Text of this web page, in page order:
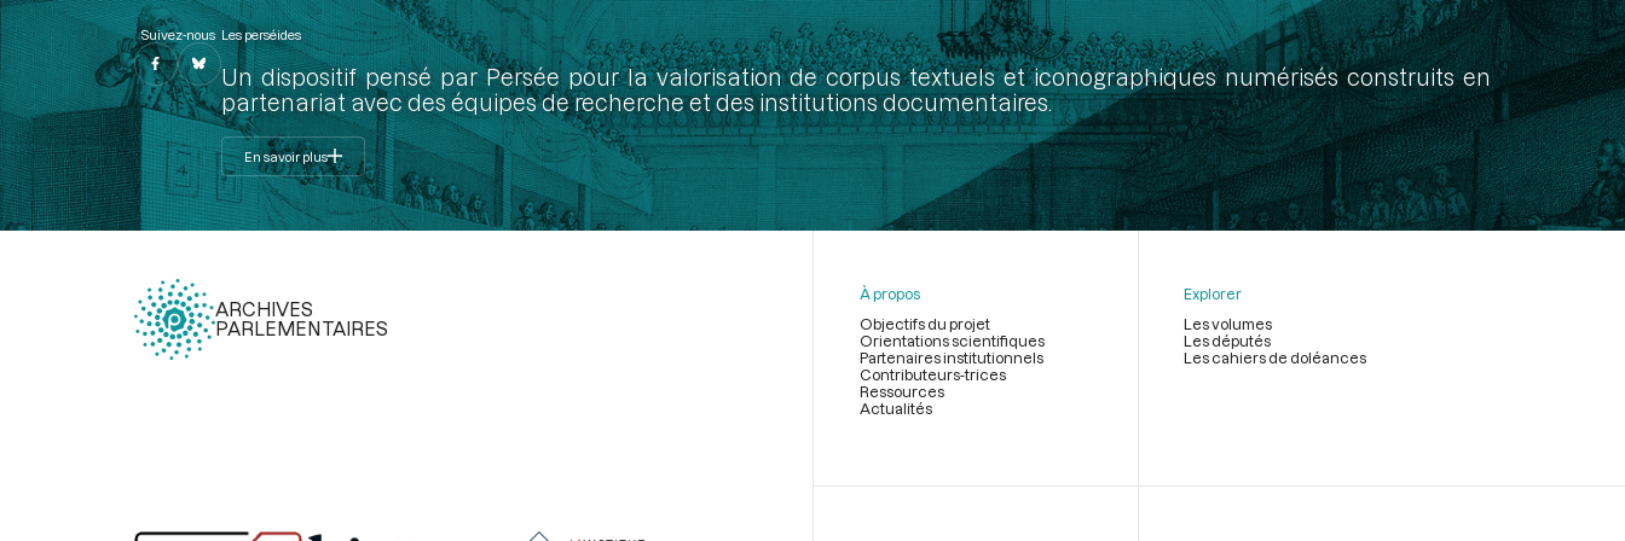
Suivez-nous Les perséides
Un dispositif pensé par Persée pour la valorisation de corpus textuels et iconographiques numérisés construits en
partenariat avec des équipes de recherche et des institutions documentaires.
En savoir plus
ARCHIVES
PARLEMENTAIRES
À propos
Objectifs du projet
Orientations scientifiques
Partenaires institutionnels
Contributeurs-trices
Ressources
Actualités
Explorer
Les volumes
Les députés
Les cahiers de doléances